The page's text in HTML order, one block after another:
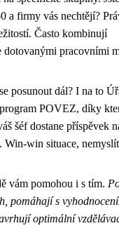
a firmy vás nechtějí?
Často kombinují
dotovanými pracovními
posunout dál? I na to
POVEZ, díky
šéf dostane příspěvek
Win-win situace,
vám pomohou i s tím.
pomáhají s
optimální